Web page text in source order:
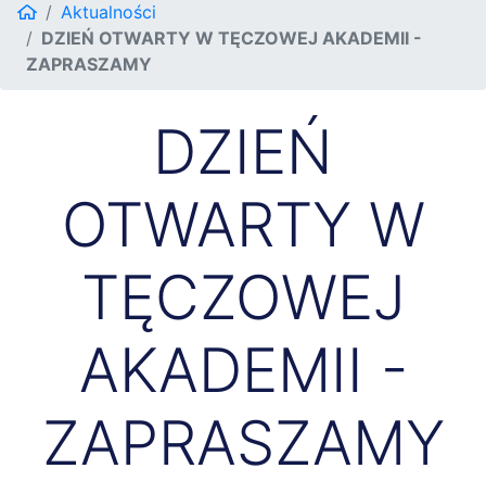
Aktualności
DZIEŃ OTWARTY W TĘCZOWEJ AKADEMII -
ZAPRASZAMY
DZIEŃ
OTWARTY W
TĘCZOWEJ
AKADEMII -
ZAPRASZAMY